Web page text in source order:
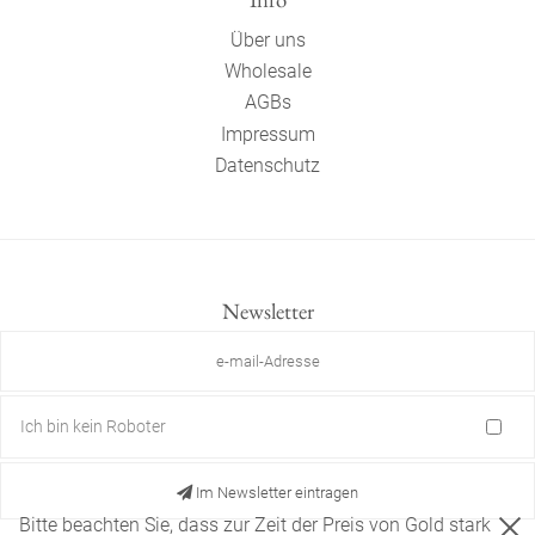
Über uns
Wholesale
AGBs
Impressum
Datenschutz
Newsletter
Ich bin kein Roboter
Im Newsletter eintragen
Bitte beachten Sie, dass zur Zeit der Preis von Gold stark